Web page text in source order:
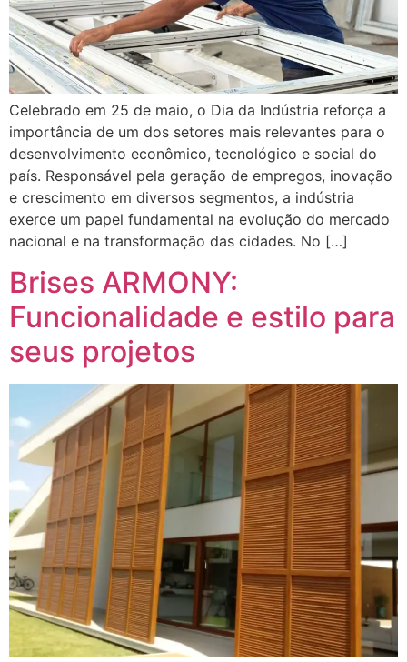
Celebrado em 25 de maio, o Dia da Indústria reforça a
importância de um dos setores mais relevantes para o
desenvolvimento econômico, tecnológico e social do
país. Responsável pela geração de empregos, inovação
e crescimento em diversos segmentos, a indústria
exerce um papel fundamental na evolução do mercado
nacional e na transformação das cidades. No […]
Brises ARMONY:
Funcionalidade e estilo para
seus projetos